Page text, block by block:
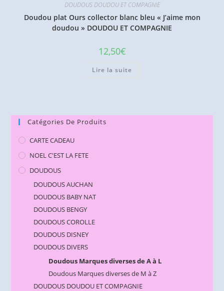
DOUDOUS DOUDOU ET COMPAGNIE
Doudou plat Ours collector blanc bleu « J’aime mon
doudou » DOUDOU ET COMPAGNIE
12,50€
Lire la suite
Catégories De Produits
CARTE CADEAU
NOEL C'EST LA FETE
DOUDOUS
DOUDOUS AUCHAN
DOUDOUS BABY NAT
DOUDOUS BENGY
DOUDOUS COROLLE
DOUDOUS DISNEY
DOUDOUS DIVERS
Doudous Marques diverses de A à L
Doudous Marques diverses de M à Z
DOUDOUS DOUDOU ET COMPAGNIE